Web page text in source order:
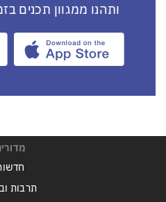
ותהנו ממגוון תכנים
תרבות